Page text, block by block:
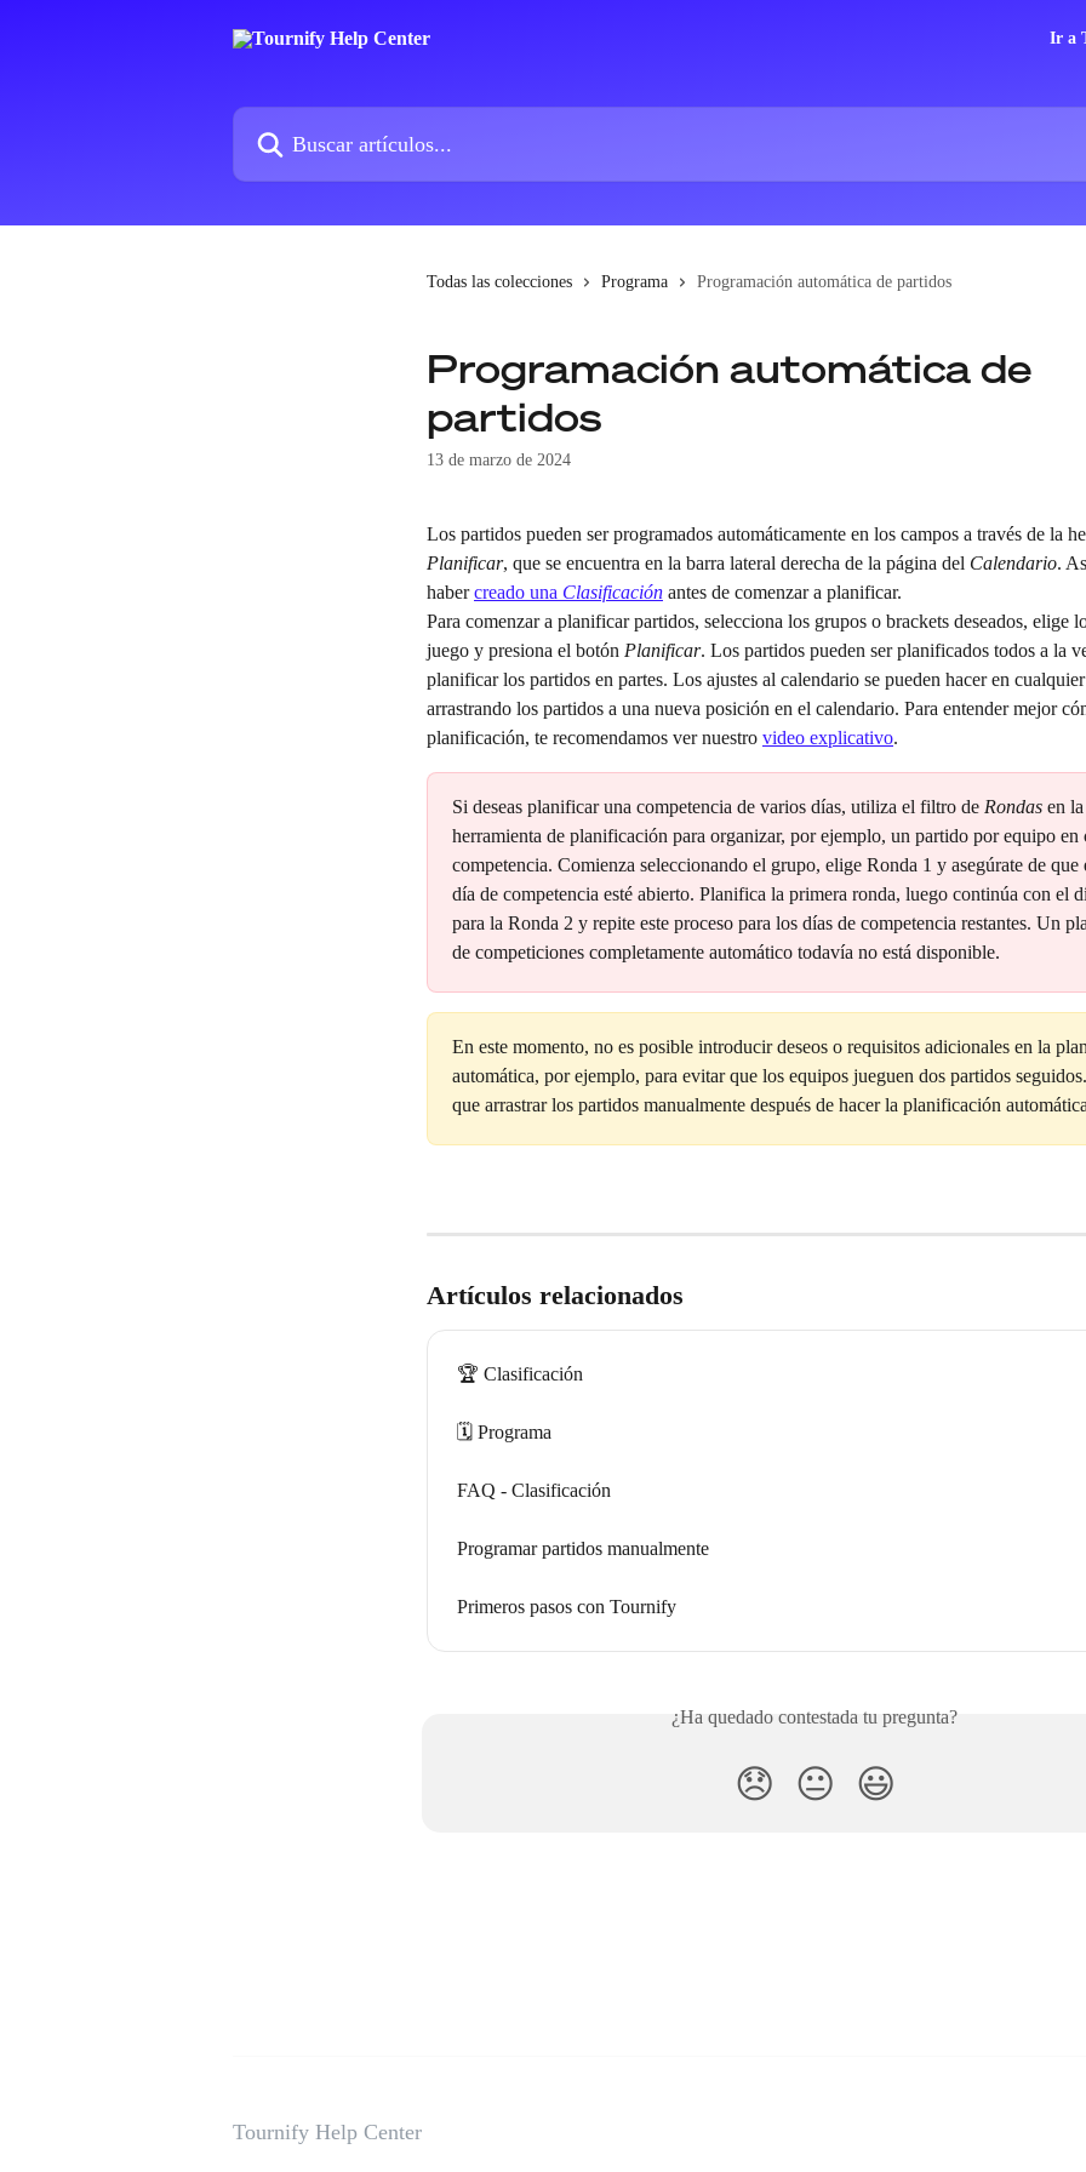
Ir a
Buscar artículos...
Todas las colecciones Programa Programación automática de partidos
Programación automática de
partidos
13 de marzo de 2024
Los partidos pueden ser programados automáticamente en los campos a través de la
Planificar, que se encuentra en la barra lateral derecha de la página del Calendario.
haber creado una Clasificación antes de comenzar a planificar.
Para comenzar a planificar partidos, selecciona los grupos o brackets deseados, elige
juego y presiona el botón Planificar. Los partidos pueden ser planificados todos a la
planificar los partidos en partes. Los ajustes al calendario se pueden hacer en
arrastrando los partidos a una nueva posición en el calendario. Para entender mejor
planificación, te recomendamos ver nuestro video explicativo.
Si deseas planificar una competencia de varios días, utiliza el filtro de Rondas en la
herramienta de planificación para organizar, por ejemplo, un partido por equipo en
competencia. Comienza seleccionando el grupo, elige Ronda 1 y asegúrate de
día de competencia esté abierto. Planifica la primera ronda, luego continúa con el
para la Ronda 2 y repite este proceso para los días de competencia restantes. Un
de competiciones completamente automático todavía no está disponible.
En este momento, no es posible introducir deseos o requisitos adicionales en la
automática, por ejemplo, para evitar que los equipos jueguen dos partidos
que arrastrar los partidos manualmente después de hacer la planificación
Artículos relacionados
🏆 Clasificación
🗓️ Programa
FAQ - Clasificación
Programar partidos manualmente
Primeros pasos con Tournify
¿Ha quedado contestada tu pregunta?
😞 😐 😃
Tournify Help Center